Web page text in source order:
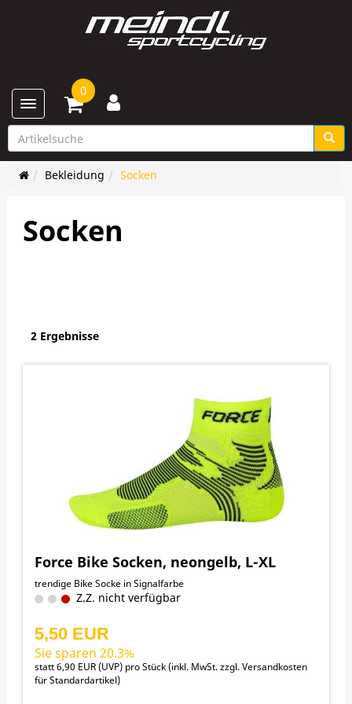
Toggle navigation
0
Bekleidung Socken
Socken
2 Ergebnisse
Force Bike Socken, neongelb, L-XL
trendige Bike Socke in Signalfarbe
Z.Z. nicht verfügbar
5,50 EUR
Sie sparen 20.3%
statt6,90 EUR(UVP) pro Stück (inkl. MwSt. zzgl.Versandkosten
für Standardartikel)